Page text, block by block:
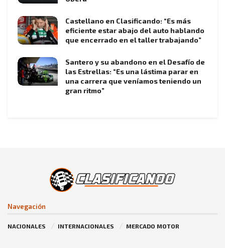
Castellano en Clasificando: “Es más
eficiente estar abajo del auto hablando
que encerrado en el taller trabajando”
Santero y su abandono en el Desafío de
las Estrellas: “Es una lástima parar en
una carrera que veníamos teniendo un
gran ritmo”
Navegación
NACIONALES INTERNACIONALES MERCADO MOTOR